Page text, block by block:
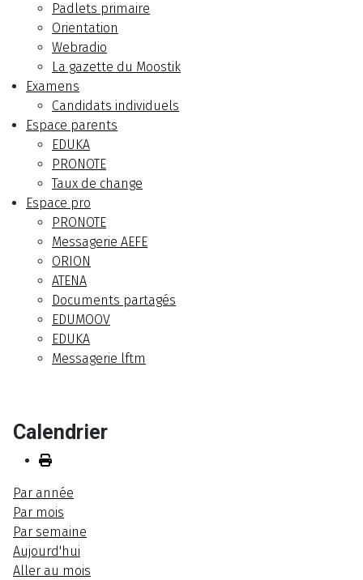
Padlets primaire
Orientation
Webradio
La gazette du Moostik
Examens
Candidats individuels
Espace parents
EDUKA
PRONOTE
Taux de change
Espace pro
PRONOTE
Messagerie AEFE
ORION
ATENA
Documents partagés
EDUMOOV
EDUKA
Messagerie lftm
Calendrier
Par année
Par mois
Par semaine
Aujourd'hui
Aller au mois